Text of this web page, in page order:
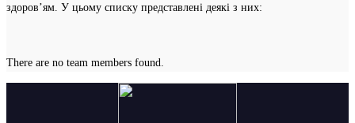
здоров’ям. У цьому списку представлені деякі з них:
There are no team members found.